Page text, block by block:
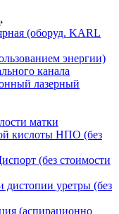
(оборуд. KARL
энергии)
канала
лазерный
матки
кислоты НПО (без
(без стоимости
дистопии уретры (без
(аспирационно